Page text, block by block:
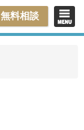
無料相談